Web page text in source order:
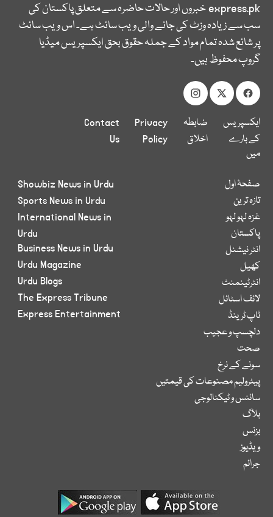
express.pkخبروں اور حالات حاضرہ سے متعلق پاکستان کی
سب سے زیادہ وزٹ کی جانے والی ویب سائٹ ہے۔ اس ویب سائٹ
پر شائع شدہ تمام مواد کے جملہ حقوق بحق ایکسپریس میڈیا
گروپ محفوظ ہیں۔
ایکسپریس
کے بارے
میں
ضابطہ
اخلاق
Privacy
Policy
Contact
Us
صفحۂ اول
تازہ ترین
غزہ لہو لہو
پاکستان
انٹر نیشنل
کھیل
انٹرٹینمنٹ
لائف اسٹائل
ٹاپ ٹرینڈ
دلچسپ و عجیب
صحت
سونے کے نرخ
پیٹرولیم مصنوعات کی قیمتیں
سائنس و ٹیکنالوجی
بلاگ
بزنس
ویڈیوز
جرائم
Showbiz News in Urdu
Sports News in Urdu
International News in
Urdu
Business News in Urdu
Urdu Magazine
Urdu Blogs
The Express Tribune
Express Entertainment